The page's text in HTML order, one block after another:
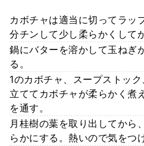
カボチャは適当に切ってラッ
分チンして少し柔らかくして
鍋にバターを溶かして玉ねぎ
る。
1のカボチャ、スープストッ
立ててカボチャが柔らかく煮
を通す。
月桂樹の葉を取り出してから
らかにする。熱いので気をつ